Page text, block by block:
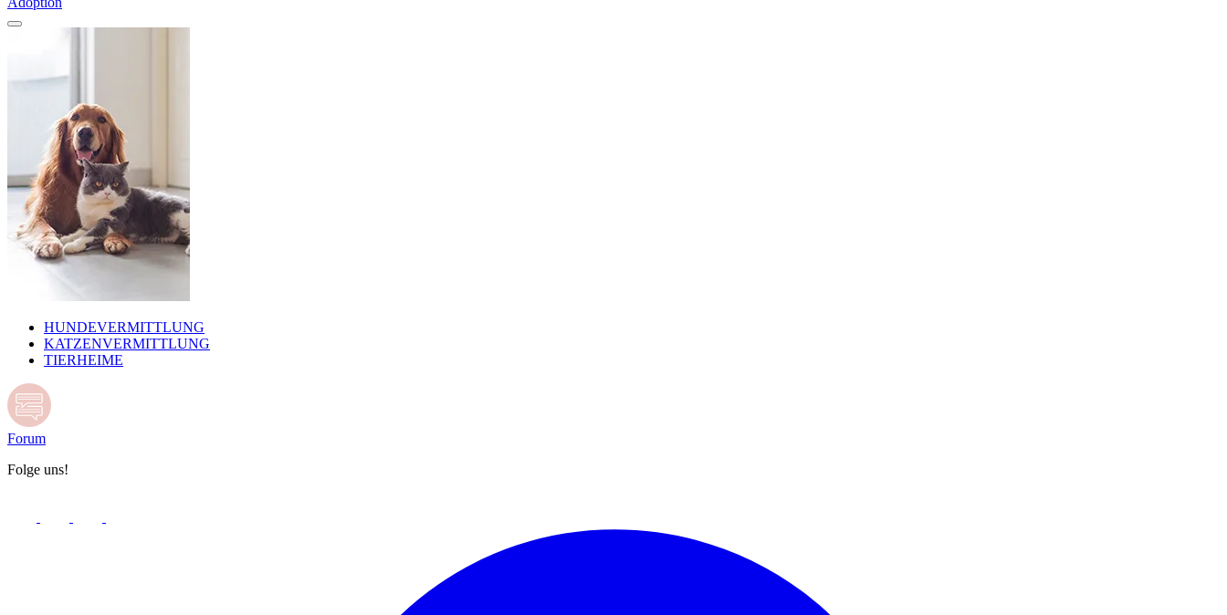
HUNDEVERMITTLUNG
KATZENVERMITTLUNG
TIERHEIME
Forum
Folge uns!